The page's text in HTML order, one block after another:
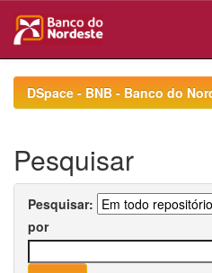
navigationDSpace - BNB - Banco do
Pesquisar
Pesquisar:
por